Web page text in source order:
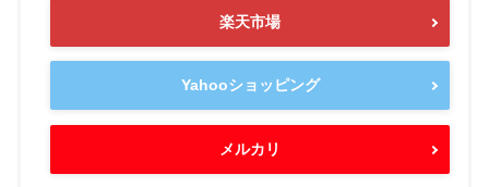
楽天市場
Yahooショッピング
メルカリ